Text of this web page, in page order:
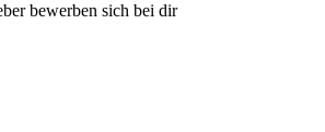
bewerben sich bei dir